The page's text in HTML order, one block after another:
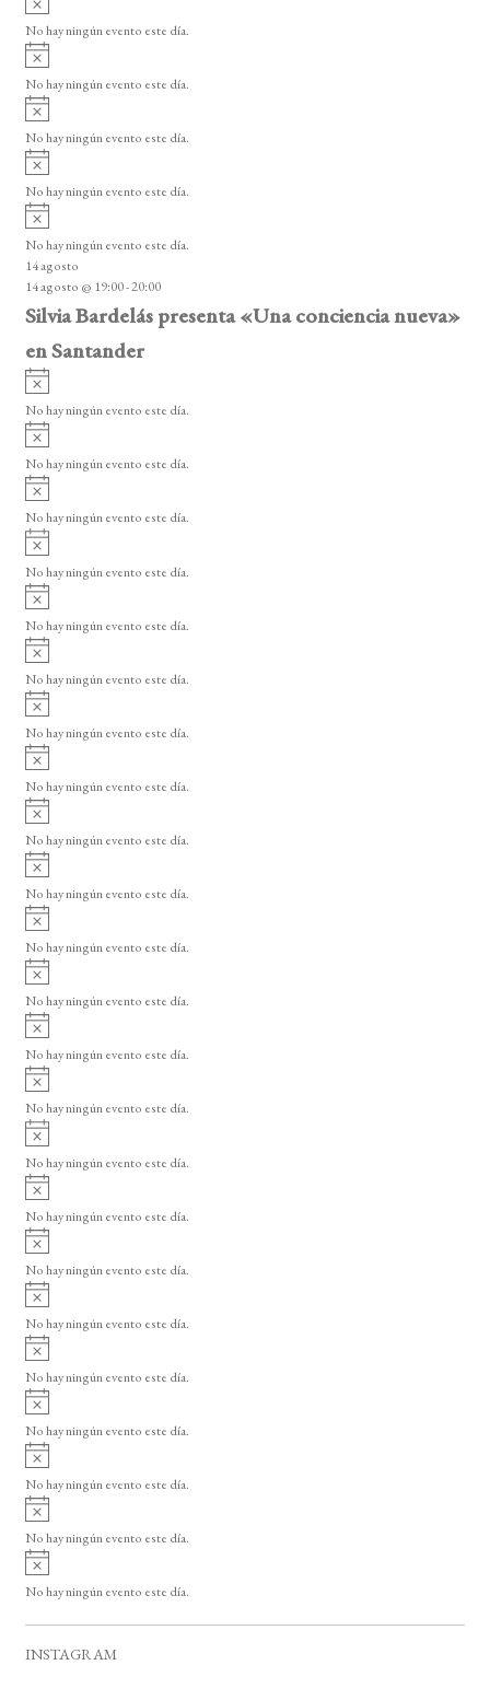
o
v
i
o
No hay ningún evento este día.
A
v
i
o
No hay ningún evento este día.
A
v
i
o
No hay ningún evento este día.
A
v
i
o
No hay ningún evento este día.
A
v
i
s
o
No hay ningún evento este día.
14 agosto
14 agosto @ 19:00-20:00
Silvia Bardelás presenta «Una conciencia nueva»
en Santander
A
v
i
o
No hay ningún evento este día.
A
v
i
o
No hay ningún evento este día.
A
v
i
o
No hay ningún evento este día.
A
v
i
o
No hay ningún evento este día.
A
v
i
o
No hay ningún evento este día.
A
v
i
o
No hay ningún evento este día.
A
v
i
o
No hay ningún evento este día.
A
v
i
o
No hay ningún evento este día.
A
v
i
o
No hay ningún evento este día.
A
v
i
o
No hay ningún evento este día.
A
v
i
o
No hay ningún evento este día.
A
v
i
o
No hay ningún evento este día.
A
v
i
o
No hay ningún evento este día.
A
v
i
o
No hay ningún evento este día.
A
v
i
o
No hay ningún evento este día.
A
v
i
o
No hay ningún evento este día.
A
v
i
o
No hay ningún evento este día.
A
v
i
o
No hay ningún evento este día.
A
v
i
o
No hay ningún evento este día.
A
v
i
o
No hay ningún evento este día.
A
v
i
o
No hay ningún evento este día.
A
v
i
o
No hay ningún evento este día.
A
v
i
s
No hay ningún evento este día.
INSTAGRAM